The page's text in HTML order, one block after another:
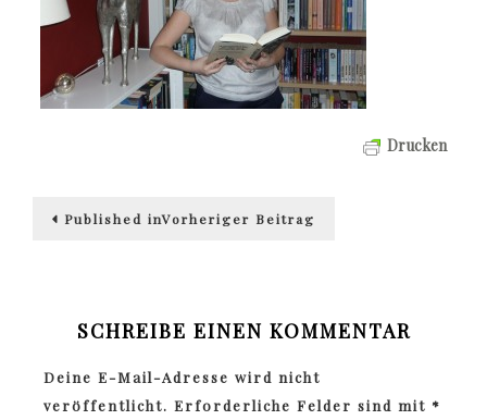
Drucken
Beitragsnavigation
Published inVorheriger Beitrag
SCHREIBE EINEN KOMMENTAR
Deine E-Mail-Adresse wird nicht
veröffentlicht. Erforderliche Felder sind mit *